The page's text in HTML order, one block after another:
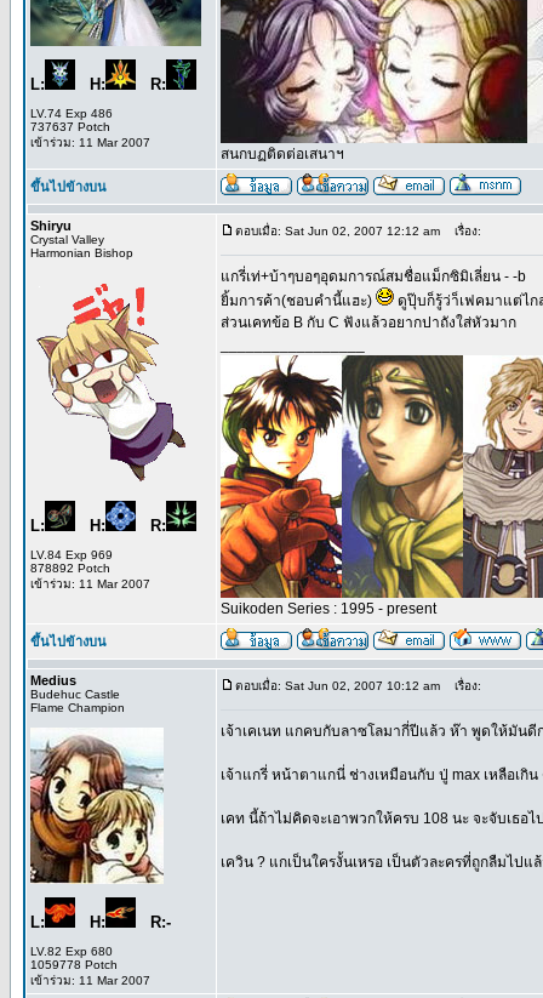
L: H: R:
LV.74 Exp 486
737637 Potch
เข้าร่วม: 11 Mar 2007
สนกบฏติดต่อเสนาฯ
ขึ้นไปข้างบน
Shiryu
Crystal Valley
Harmonian Bishop
L: H: R:
LV.84 Exp 969
878892 Potch
เข้าร่วม: 11 Mar 2007
ตอบเมื่อ: Sat Jun 02, 2007 12:12 am เรื่อง:
แกรี่เท่+บ้าๆบอๆอุดมการณ์สมชื่อแม็กซิมิเลี่ยน - -b
ยิ้มการค้า(ชอบคำนี้แฮะ)
ดูปุ๊บก็รู้ว่า็เฟคมาแต่ไก
ส่วนเคทข้อ B กับ C ฟังแล้วอยากปาถังใส่หัวมาก
Suikoden Series : 1995 - present
ขึ้นไปข้างบน
Medius
Budehuc Castle
Flame Champion
L: H: R:-
LV.82 Exp 680
1059778 Potch
เข้าร่วม: 11 Mar 2007
ตอบเมื่อ: Sat Jun 02, 2007 10:12 am เรื่อง:
เจ้าเคเนท แกคบกับลาซโลมากี่ปีแล้ว ห๊า พูดให้มันดี
เจ้าแกรี่ หน้าตาแกนี่ ช่างเหมือนกับ ปู่ max เหลือเกิ
เคท นี้ถ้าไม่คิดจะเอาพวกให้ครบ 108 นะ จะจับเธอไ
เควิน ? แกเป็นใครงั้นเหรอ เป็นตัวละครที่ถูกลืมไปแ